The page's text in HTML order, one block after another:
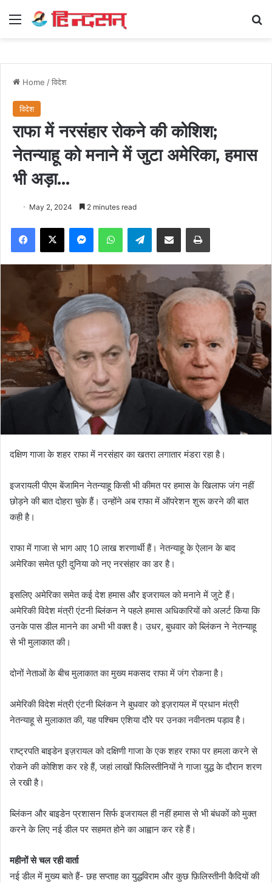
Menu
Home /विदेश
विदेश
राफा में नरसंहार रोकने की कोशिश;
नेतन्याहू को मनाने में जुटा अमेरिका, हमास
भी अड़ा…
May 2, 2024 2 minutes read
Facebook
X MessengerWhatsAppTelegramShare via Email Print
दक्षिण गाजा के शहर राफा में नरसंहार का खतरा लगातार मंडरा रहा है।
इजरायली पीएम बेंजामिन नेतन्याहू किसी भी कीमत पर हमास के खिलाफ जंग नहीं
छोड़ने की बात दोहरा चुके हैं। उन्होंने अब राफा में ऑपरेशन शुरू करने की बात
कही है।
राफा में गाजा से भाग आए 10 लाख शरणार्थी हैं। नेतन्याहू के ऐलान के बाद
अमेरिका समेत पूरी दुनिया को नए नरसंहार का डर है।
इसलिए अमेरिका समेत कई देश हमास और इजरायल को मनाने में जुटे हैं।
अमेरिकी विदेश मंत्री एंटनी ब्लिंकन ने पहले हमास अधिकारियों को अलर्ट किया कि
उनके पास डील मानने का अभी भी वक्त है। उधर, बुधवार को ब्लिंकन ने नेतन्याहू
से भी मुलाकात की।
दोनों नेताओं के बीच मुलाकात का मुख्य मकसद राफा में जंग रोकना है।
अमेरिकी विदेश मंत्री एंटनी ब्लिंकन ने बुधवार को इज़रायल में प्रधान मंत्री
नेतन्याहू से मुलाकात की, यह पश्चिम एशिया दौरे पर उनका नवीनतम पड़ाव है।
राष्ट्रपति बाइडेन इज़रायल को दक्षिणी गाजा के एक शहर राफा पर हमला करने से
रोकने की कोशिश कर रहे हैं, जहां लाखों फिलिस्तीनियों ने गाजा युद्ध के दौरान शरण
ले रखी है।
ब्लिंकन और बाइडेन प्रशासन सिर्फ इजरायल ही नहीं हमास से भी बंधकों को मुक्त
करने के लिए नई डील पर सहमत होने का आह्वान कर रहे हैं।
महीनों से चल रही वार्ता
नई डील में मुख्य बाते हैं- छह सप्ताह का युद्धविराम और कुछ फ़िलिस्तीनी कैदियों की